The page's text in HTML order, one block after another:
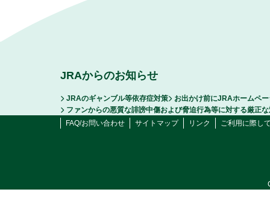
JRAからのお知らせ
JRAのギャンブル等依存症対策
お出かけ前にJRAホームペ
ファンからの悪質な誹謗中傷および脅迫行為等に対する厳正
FAQ/お問い合わせ
サイトマップ リンク ご利用に際し